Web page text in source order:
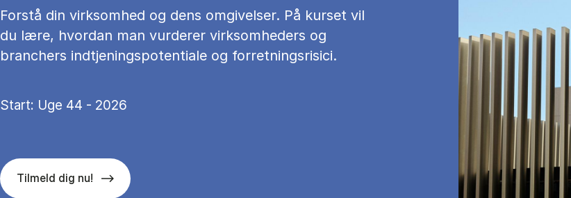
Forstå din virksomhed og dens omgivelser. På kurset vil
du lære, hvordan man vurderer virksomheders og
branchers indtjeningspotentiale og forretningsrisici.
Start: Uge 44 - 2026
Tilmeld dig nu!